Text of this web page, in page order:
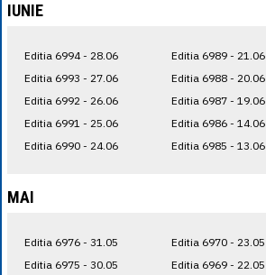
IUNIE
Editia 6994 - 28.06
Editia 6993 - 27.06
Editia 6992 - 26.06
Editia 6991 - 25.06
Editia 6990 - 24.06
Editia 6989 - 21.06
Editia 6988 - 20.06
Editia 6987 - 19.06
Editia 6986 - 14.06
Editia 6985 - 13.06
MAI
Editia 6976 - 31.05
Editia 6975 - 30.05
Editia 6970 - 23.05
Editia 6969 - 22.05